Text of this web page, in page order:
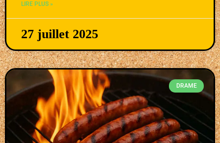
LIRE PLUS »
27 juillet 2025
DRAME